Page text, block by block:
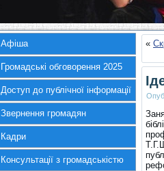
Афіша
Громадські обговорення 2025
Доступ до публічної інформації
Звернення громадян
Кадри
Консультації з громадськістю
«